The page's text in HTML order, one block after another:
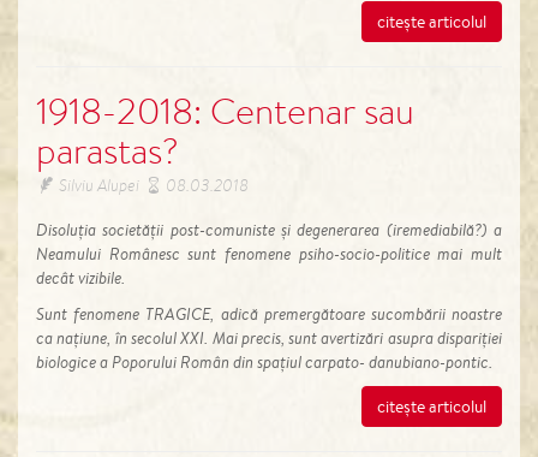
citește articolul
1918-2018: Centenar sau
parastas?
Silviu Alupei 08.03.2018
Disoluția societății post-comuniste și degene­rarea (iremediabilă?) a
Neamului Românesc sunt fenomene psiho-socio-politice mai mult
decât vizi­bile.
Sunt fenomene TRAGICE, adică premergătoa­re sucombării noastre
ca națiune, în secolul XXI. Mai precis, sunt avertizări asupra dispariției
biolo­gice a Poporului Român din spațiul carpato- danu­biano-pontic.
citește articolul